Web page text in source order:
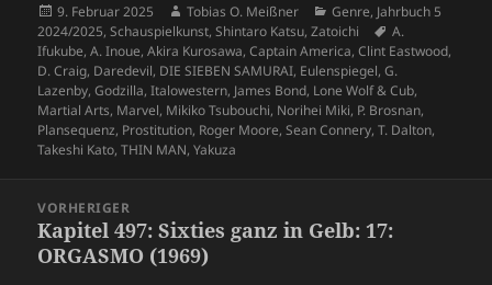
Veröffentlicht
am
9. Februar 2025 Autor
Tobias O. Meißner Kategorien
Genre, Jahrbuch 5
2024/2025,Schauspielkunst,Shintaro Katsu,Zatoichi Schlagwörter
A.
Ifukube,A. Inoue,Akira Kurosawa,Captain America,Clint Eastwood,
D. Craig, Daredevil, DIE SIEBEN SAMURAI, Eulenspiegel,G.
Lazenby,Godzilla,Italowestern, James Bond, Lone Wolf & Cub,
Martial Arts, Marvel, Mikiko Tsubouchi, Norihei Miki, P. Brosnan,
Plansequenz, Prostitution, Roger Moore,Sean Connery,T. Dalton,
Takeshi Kato,THIN MAN,Yakuza
VORHERIGER
Vorheriger
Beitrag:
Kapitel 497: Sixties ganz in Gelb: 17:
ORGASMO (1969)